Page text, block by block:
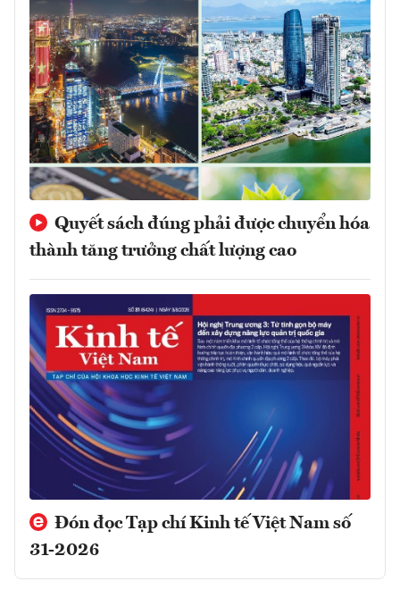
Quyết sách đúng phải được chuyển hóa
thành tăng trưởng chất lượng cao
Đón đọc Tạp chí Kinh tế Việt Nam số
31-2026